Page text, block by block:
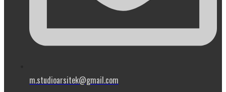
m.studioarsitek@gmail.com